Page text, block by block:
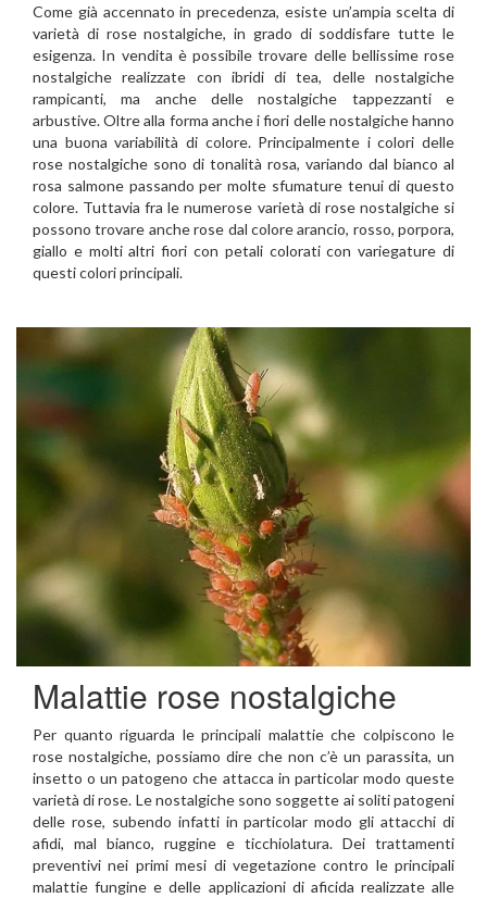
Come già accennato in precedenza, esiste un’ampia scelta di
varietà di rose nostalgiche, in grado di soddisfare tutte le
esigenza. In vendita è possibile trovare delle bellissime rose
nostalgiche realizzate con ibridi di tea, delle nostalgiche
rampicanti, ma anche delle nostalgiche tappezzanti e
arbustive. Oltre alla forma anche i fiori delle nostalgiche hanno
una buona variabilità di colore. Principalmente i colori delle
rose nostalgiche sono di tonalità rosa, variando dal bianco al
rosa salmone passando per molte sfumature tenui di questo
colore. Tuttavia fra le numerose varietà di rose nostalgiche si
possono trovare anche rose dal colore arancio, rosso, porpora,
giallo e molti altri fiori con petali colorati con variegature di
questi colori principali.
Malattie rose nostalgiche
Per quanto riguarda le principali malattie che colpiscono le
rose nostalgiche, possiamo dire che non c’è un parassita, un
insetto o un patogeno che attacca in particolar modo queste
varietà di rose. Le nostalgiche sono soggette ai soliti patogeni
delle rose, subendo infatti in particolar modo gli attacchi di
afidi, mal bianco, ruggine e ticchiolatura. Dei trattamenti
preventivi nei primi mesi di vegetazione contro le principali
malattie fungine e delle applicazioni di aficida realizzate alle